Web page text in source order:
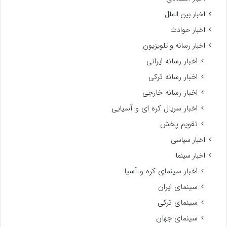
اخبار بین الملل
اخبار حوادث
اخبار رسانه و تلویزیون
اخبار رسانه ایرانی
اخبار رسانه ترکی
اخبار رسانه خارجی
اخبار سریال کره ای و آسیایی
تقویم پخش
اخبار سیاسی
اخبار سینما
اخبار سینمای کره و آسیا
سینمای ایران
سینمای ترکی
سینمای جهان